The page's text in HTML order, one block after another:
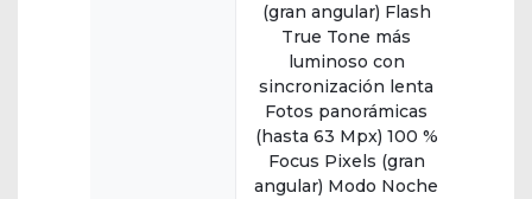
(gran angular) Flash
True Tone más
luminoso con
sincronización lenta
Fotos panorámicas
(hasta 63 Mpx) 100 %
Focus Pixels (gran
angular) Modo Noche